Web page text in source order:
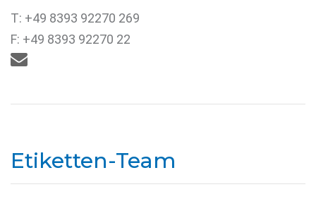
T: +49 8393 92270 269
F: +49 8393 92270 22

Etiketten-Team